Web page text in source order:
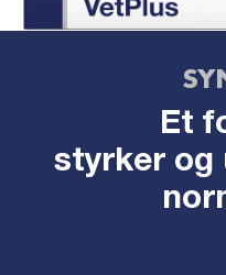
Et
styrker og